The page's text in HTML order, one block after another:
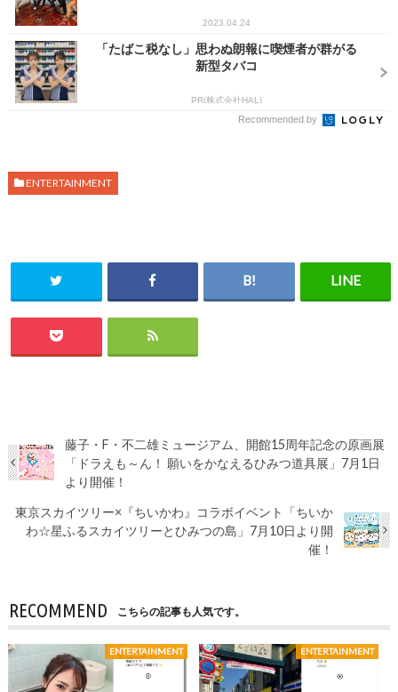
2023.04.24
「たばこ税なし」思わぬ朗報に喫煙者が群がる
新型タバコ
PR(株式会社HAL)
Recommended by
ENTERTAINMENT
藤子・F・不二雄ミュージアム、開館15周年記念の原画展
「ドラえも～ん！ 願いをかなえるひみつ道具展」7月1日
より開催！
東京スカイツリー×『ちいかわ』コラボイベント「ちいか
わ☆星ふるスカイツリーとひみつの島」7月10日より開
催！
RECOMMEND こちらの記事も人気です。
ENTERTAINMENT ENTERTAINMENT